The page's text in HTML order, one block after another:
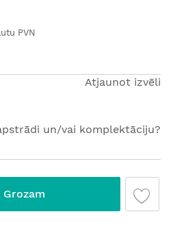
PVN
Atjaunot izvēli
un/vai komplektāciju?